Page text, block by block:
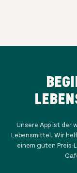
Unsere App ist der
Lebensmittel. Wir
einem guten